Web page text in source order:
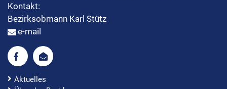
Kontakt:
Bezirksobmann Karl Stütz
e-mail
Aktuelles